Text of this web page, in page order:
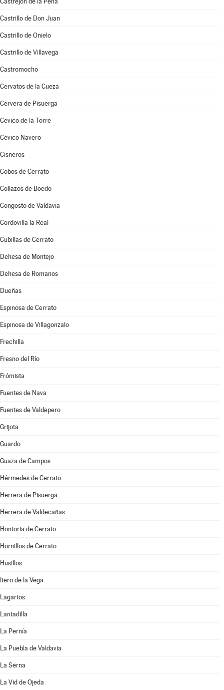
Castrillo de Don Juan
Castrillo de Onielo
Castrillo de Villavega
Castromocho
Cervatos de la Cueza
Cervera de Pisuerga
Cevico de la Torre
Cevico Navero
Cisneros
Cobos de Cerrato
Collazos de Boedo
Congosto de Valdavia
Cordovilla la Real
Cubillas de Cerrato
Dehesa de Montejo
Dehesa de Romanos
Dueñas
Espinosa de Cerrato
Espinosa de Villagonzalo
Frechilla
Fresno del Río
Frómista
Fuentes de Nava
Fuentes de Valdepero
Grijota
Guardo
Guaza de Campos
Hérmedes de Cerrato
Herrera de Pisuerga
Herrera de Valdecañas
Hontoria de Cerrato
Hornillos de Cerrato
Husillos
Itero de la Vega
Lagartos
Lantadilla
La Pernía
La Puebla de Valdavia
La Serna
La Vid de Ojeda